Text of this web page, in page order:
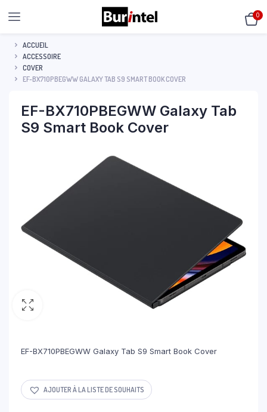
0
ACCUEIL
ACCESSOIRE
COVER
EF-BX710PBEGWW GALAXY TAB S9 SMART BOOK COVER
EF-BX710PBEGWW Galaxy Tab
S9 Smart Book Cover
EF-BX710PBEGWW Galaxy Tab S9 Smart Book Cover
AJOUTER À LA LISTE DE SOUHAITS